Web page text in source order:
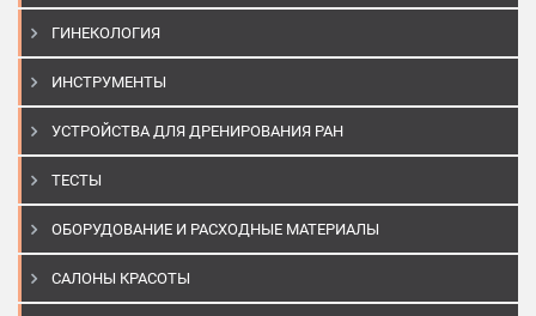
ГИНЕКОЛОГИЯ
ИНСТРУМЕНТЫ
УСТРОЙСТВА ДЛЯ ДРЕНИРОВАНИЯ РАН
ТЕСТЫ
ОБОРУДОВАНИЕ И РАСХОДНЫЕ МАТЕРИАЛЫ
САЛОНЫ КРАСОТЫ